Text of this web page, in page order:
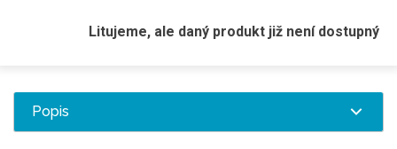
Litujeme, ale daný produkt již není dostupný
Popis